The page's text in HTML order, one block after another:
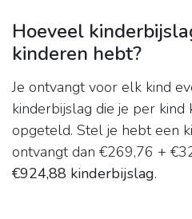
Hoeveel
kinderen hebt?
Je ontvangt voor elk kind
kinderbijslag die je per
opgeteld. Stel je hebt een
ontvangt dan €269,76 +
€924,88 kinderbijslag.